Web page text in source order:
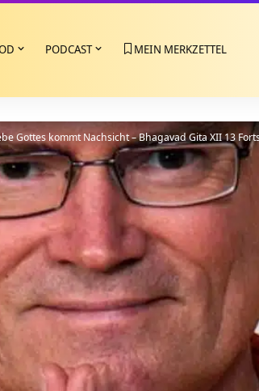
PODCAST MEIN MERKZETTEL
Gottes kommt Nachsicht – Bhagavad Gita XII 13